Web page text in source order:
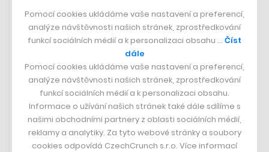
Světový fond na ochranu přírody představil nová
doporučení, jak se ve střední Evropě zdravě stravovat a
příliš u toho nezatěžovat přírodu.
ČT24
Lidé by měli jíst udržitelněji, radí
Světový fond na ochranu přírody.
Přinesl návod na jídelníček pro 21.
století
Pomocí cookies ukládáme vaše nastavení a preferencí,
analýze návštěvnosti našich stránek, zprostředkování
funkcí sociálních médií a k personalizaci obsahu … Číst
dále
Pomocí cookies ukládáme vaše nastavení a preferencí,
analýze návštěvnosti našich stránek, zprostředkování
funkcí sociálních médií a k personalizaci obsahu.
Informace o užívání našich stránek také dále sdílíme s
našimi obchodními partnery z oblasti sociálních médií,
reklamy a analytiky. Za tyto webové stránky a soubory
cookies odpovídá CzechCrunch s.r.o. Více informací